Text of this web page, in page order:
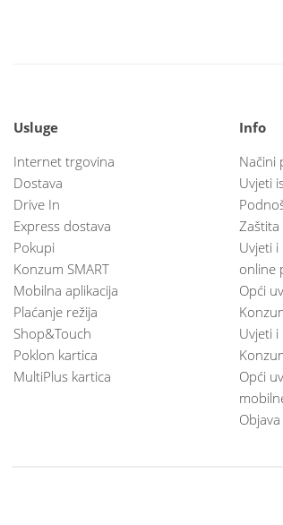
Usluge
Internet trgovina
Dostava
Drive In
Express dostava
Pokupi
Konzum SMART
Mobilna aplikacija
Plaćanje režija
Shop&Touch
Poklon kartica
MultiPlus kartica
Info
Načini
Uvjeti
Uvjeti
online
Opći
Uvjeti
Opći